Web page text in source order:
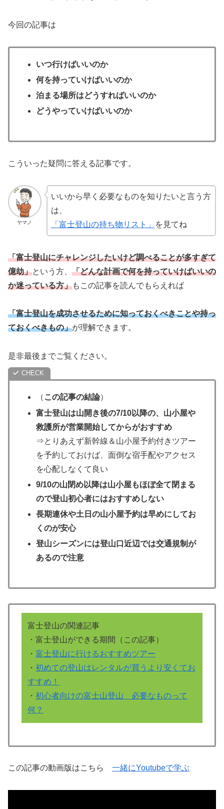
今回の記事は
いつ行けばいいのか
何を持っていけばいいのか
泊まる場所はどうすればいいのか
どうやっていけばいいのか
こういった疑問に答える記事です。
ヤマノ
いいから早く必要なものを知りたいと言う方
は、
「富士登山の持ち物リスト」
を見てね
「富士登山にチャレンジしたいけど調べることが多すぎて
億劫」という方、 「どんな計画で何を持っていけばいいの
か迷っている方」もこの記事を読んでもらえれば
「富士登山を成功させるために知っておくべきことや持っ
ておくべきもの」が理解できます。
是非最後までご覧ください。
（ この記事の結論）
富士登山は山開き後の7/10以降の、山小屋や
救護所が営業開始してからがおすすめ
⇒とりあえず新幹線＆山小屋予約付きツアー
を予約しておけば、面倒な宿手配やアクセス
を心配しなくて良い
9/10の山閉め以降は山小屋もほぼ全て閉まる
ので登山初心者にはおすすめしない
長期連休や土日の山小屋予約は早めにしてお
くのが安心
登山シーズンには登山口近辺では交通規制が
あるので注意
富士登山の関連記事
・富士登山ができる期間（この記事）
・ 富士登山に行けるおすすめツアー
・ 初めての登山はレンタルが買うより安くてお
すすめ！
・ 初心者向けの富士山登山 必要なものって
何？
この記事の動画版はこちら 一緒にYoutubeで学ぶ